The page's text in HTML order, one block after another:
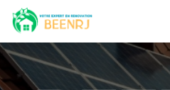
Aller
au
contenu
principal